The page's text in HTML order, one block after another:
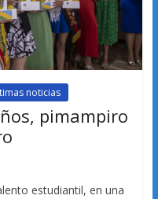
noticias
pimampiro
estudiantil, en una